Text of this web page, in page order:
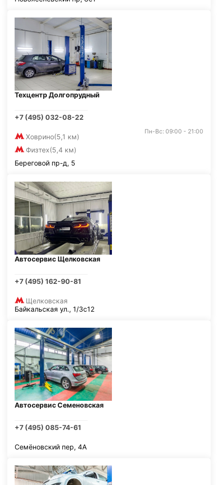
Техцентр Долгопрудный
+7 (495) 032-08-22
Ховрино(5,1 км)
Физтех(5,4 км)
Пн-Вс: 09:00 - 21:00
Береговой пр-д, 5
Автосервис Щелковская
+7 (495) 162-90-81
Щелковская
Байкальская ул., 1/3с12
Автосервис Семеновская
+7 (495) 085-74-61
Семёновский пер, 4А